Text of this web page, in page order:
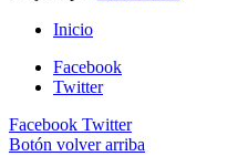
Inicio
Facebook
Twitter
Facebook Twitter
Botón volver arriba